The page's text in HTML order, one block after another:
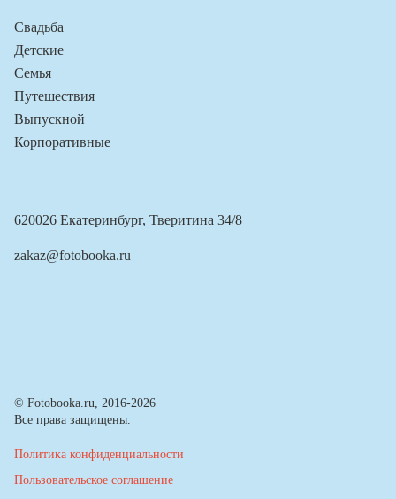
Свадьба
Детские
Семья
Путешествия
Выпускной
Корпоративные
620026 Екатеринбург, Тверитина 34/8
zakaz@fotobooka.ru
© Fotobooka.ru, 2016-2026
Все права защищены.
Политика конфиденциальности
Пользовательское соглашение